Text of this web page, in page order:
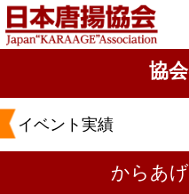
協
イベント実績
からあ